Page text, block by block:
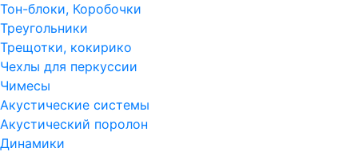
Тон-блоки, Коробочки
Треугольники
Трещотки, кокирико
Чехлы для перкуссии
Чимесы
Акустические системы
Акустический поролон
Динамики